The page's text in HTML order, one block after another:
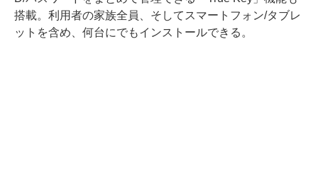
搭載。利用者の家族全員、そしてスマートフォン/タブレ
ットを含め、何台にでもインストールできる。